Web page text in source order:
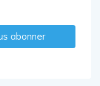
abonner